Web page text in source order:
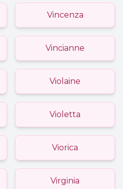
Vincenza
Vincianne
Violaine
Violetta
Viorica
Virginia